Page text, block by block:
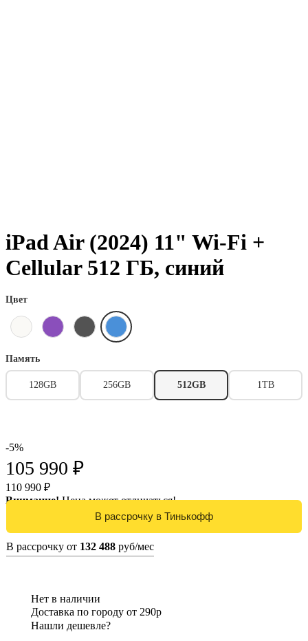
iPad Air (2024) 11" Wi-Fi +
Cellular 512 ГБ, синий
Цвет
Память
128GB 256GB 512GB 1TB
-5%
105 990 ₽
110 990 ₽
Внимание!Цена может отличаться!
В рассрочку от 132 488 руб/мес
Нет в наличии
Доставка по городу от 290р
Нашли дешевле?